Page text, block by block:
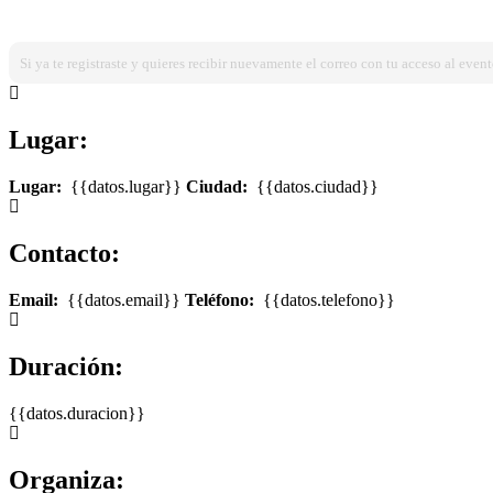
Si ya te registraste y quieres recibir nuevamente el correo con tu acceso al
Lugar:
Lugar: {{datos.lugar}} Ciudad: {{datos.ciudad}}
Contacto:
Email: {{datos.email}} Teléfono: {{datos.telefono}}
Duración:
{{datos.duracion}}
Organiza: